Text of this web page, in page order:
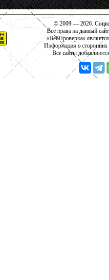
© 2009 — 2026.
Все права на данный
«ВебПроверка»
Информация о сторонних
Все сайты